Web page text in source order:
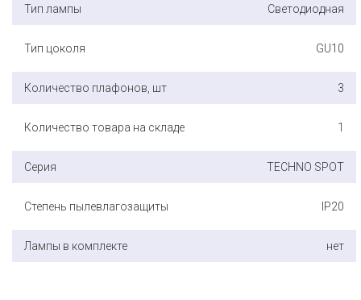
Тип лампы Светодиодная
Тип цоколя GU10
Количество плафонов, шт 3
Количество товара на складе 1
Серия TECHNO SPOT
Степень пылевлагозащиты IP20
Лампы в комплекте нет